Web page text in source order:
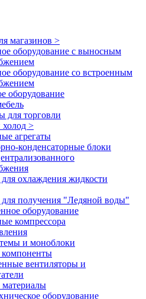
магазинов >
оборудование с выносным
оборудование со встроенным
оборудование
для торговли
>
агрегаты
конденсаторные блоки
охлаждения жидкости
для получения "Ледяной воды"
оборудование
компрессора
и моноблоки
вентиляторы и
материалы
оборудование